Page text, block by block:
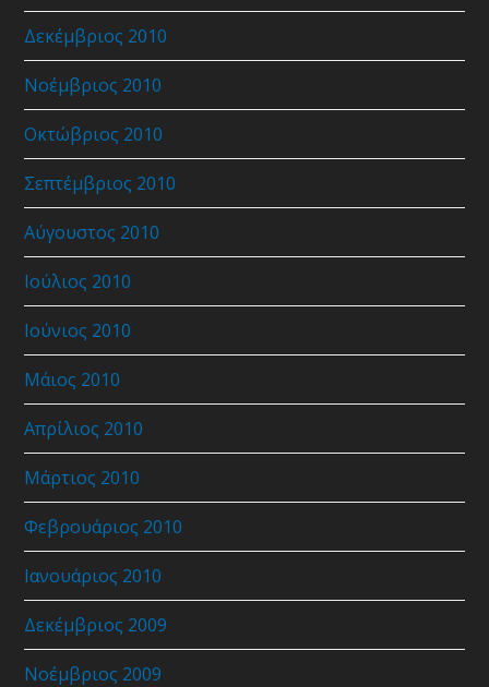
Δεκέμβριος 2010
Νοέμβριος 2010
Οκτώβριος 2010
Σεπτέμβριος 2010
Αύγουστος 2010
Ιούλιος 2010
Ιούνιος 2010
Μάιος 2010
Απρίλιος 2010
Μάρτιος 2010
Φεβρουάριος 2010
Ιανουάριος 2010
Δεκέμβριος 2009
Νοέμβριος 2009